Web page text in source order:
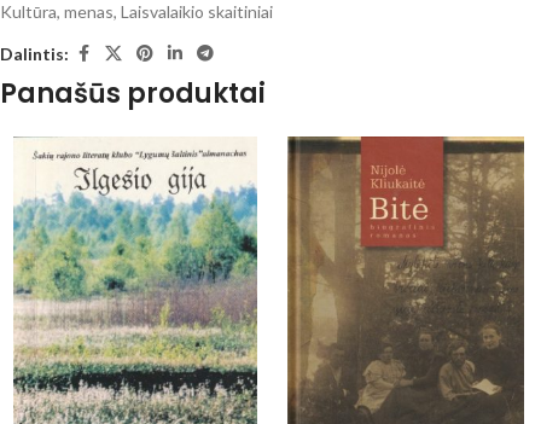
Kultūra, menas, Laisvalaikio skaitiniai
Dalintis:
Panašūs produktai